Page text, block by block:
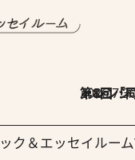
第8回「同人誌即売会
ク＆エッセイルー